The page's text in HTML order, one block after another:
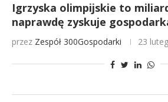
Igrzyska olimpijskie to
naprawdę zyskuje
przez Zespół 300Gospodarki 23